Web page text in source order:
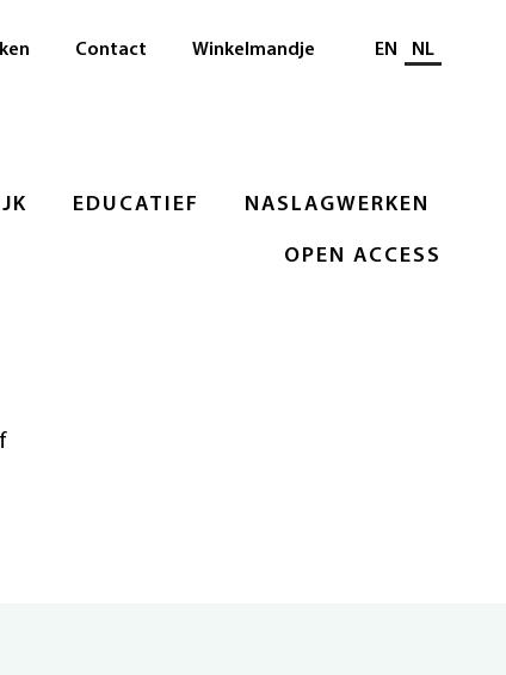
EDUCATIEF NASLAGWERKEN
OPEN ACCESS
Contact Winkelmandje Selecteer taal
EN NL